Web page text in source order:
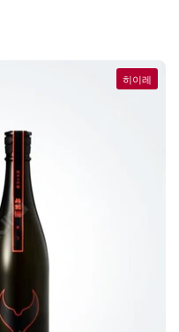
히이레